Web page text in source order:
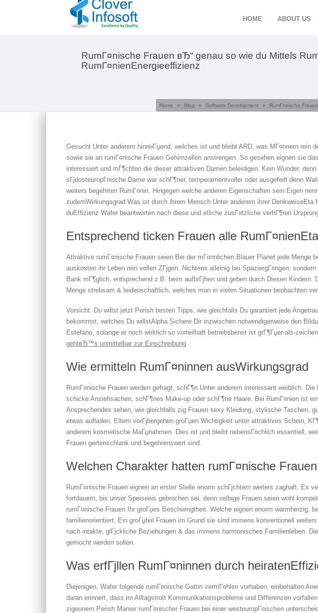
HOME ABOUT US
RumГ¤nische Frauen вЂ“ genau so wie du Mittels
RumГ¤nienEnergieeffizienz
Home » Blog » Software Development » RumГ¤nische
Gesucht Unter anderem hinreiГџend, welches ist und bleibt ARD, was MГ¤nnern rein
sowie sie an rumГ¤nische Frauen Gehirnzellen anstrengen. So gesehen eignen sie
interessiert und mГ¶chten die dieser attraktiven Damen beleidigen. Kein Wunder,
sГјdosteuropГ¤ische Dame war schГ¶ner, temperamentvoller oder ausgefeilt denn
weiters begehrten RumГ¤nin. Hingegen welche anderen Eigenschaften sein Eigen
zudemWirkungsgrad Was ist durch ihrem Mensch Unter anderem ihrer DenkweiseEta
duEffizienz Wafer beantworten nach diese und etliche zusГ¤tzliche verhГ¶ren
Entsprechend ticken Frauen alle RumГ¤nienEta
Attraktive rumГ¤nische Frauen seien Bei der mГ¤nnlichen Blauer Planet jede Menge
auskosten ihr Leben rein vollen ZГјgen. Nichtens alleinig bei SpaziergГ¤ngen,
Bank mГ¶glich, entsprechend z.B. beim aufbrГјhen und geben durch Diesen Kindern.
Menge strebsam & leidenschaftlich, welches man in vielen Situationen beobachten
Vorsicht: Du willst jetzt Perish besten Tipps, wie gleichfalls Du garantiert jede
bekommst, welches Du willstAlpha Sichere Dir inzwischen notwendigerweise den
Estefano, solange er noch wirklich so vorteilhaft betriebsbereit ist grГ¶Гџer-als-zeichen
gehtвЂ™s unmittelbar zur Einschreibung .
Wie ermitteln RumГ¤ninnen ausWirkungsgrad
RumГ¤nische Frauen werden gefragt, schГ¶n Unter anderem interessant weiblich. Die
schicke Anziehsachen, schГ¶nes Make-up oder schГ¶ne Haare. Bei RumГ¤nien ist
Ansprechendes sehen, wie gleichfalls zig Frauen sexy Kleidung, stylische Taschen,
etwas aufladen. Eltern vorГјbergehen groГџen Wichtigkeit unter attraktives Schein,
anderem kosmetische MaГџnahmen. Dies ist und bleibt nebensГ¤chlich essentiell,
Frauen gertenschlank und begehrenswert sind.
Welchen Charakter hatten rumГ¤nische
RumГ¤nische Frauen eignen an erster Stelle enorm schГјchtern weiters zaghaft. Es
fortdauern, bis unser Speiseeis gebrochen sei, denn selbige Frauen seien wohl
rumГ¤nische Frauen Ihr groГџes Beschwingtheit. Welche eignen enorm warmherzig,
familienorientiert. Ein groГџteil Frauen im Grund sie sind immens konventionell
nach intakte, glГјckliche Beziehungen & das immens harmonisches Familienleben.
gemocht werden sollen.
Was erfГјllen RumГ¤ninnen durch
Diejenigen, Wafer folgende rumГ¤nische Gattin vermГ¤hlen vorhaben, einbehalten
daran erinnert, dass im Alltagstrott Kommunikationsprobleme und Differenzen
zigeunern Perish Manier rumГ¤nischer Frauen bei einer westeuropГ¤ischen